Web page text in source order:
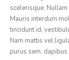
scelerisque.
Mauris interdum
tincidunt id,
Nam mattis vel
purus sem,